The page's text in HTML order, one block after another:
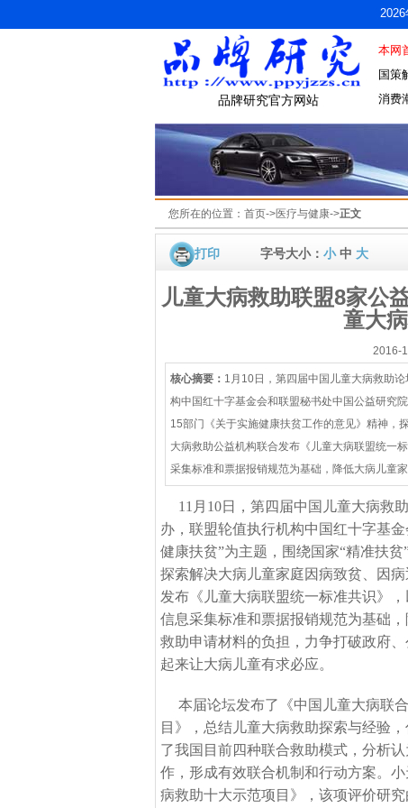
品牌研究官方网站
本网
国策
消费
您所在的位置： 首页->医疗与健康->正文
打印 字号大小： 小中 大
儿童大病救助联盟8家公
童大
2016-
核心摘要： 1月10日，第四届中国儿童大病救助
构中国红十字基金会和联盟秘书处中国公益研究
15部门《关于实施健康扶贫工作的意见》精神，
大病救助公益机构联合发布《儿童大病联盟统一
采集标准和票据报销规范为基础，降低大病儿童
11月10日 ， 第四届中国儿童大病救
办，联盟轮值执行机构中国红十字基
健康扶贫”为主题，围绕国家“精准扶
探索解决大病儿童家庭因病致贫、因
发布《儿童大病联盟统一标准共识》
信息采集标准和票据报销规范为基础
救助申请材料的负担，力争打破政府
起来让大病儿童有求必应。
本届论坛发布了《中国儿童大病联
目》，总结儿童大病救助探索与经验
了我国目前四种联合救助模式，分析
作，形成有效联合机制和行动方案。小
病救助十大示范项目》，该项评价研